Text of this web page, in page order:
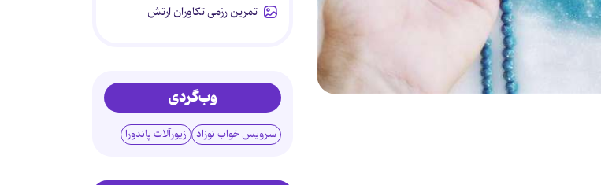
تمرین رزمی تکاوران ارتش
وب‌گردی
سرویس خواب نوزاد زیورآلات پاندورا